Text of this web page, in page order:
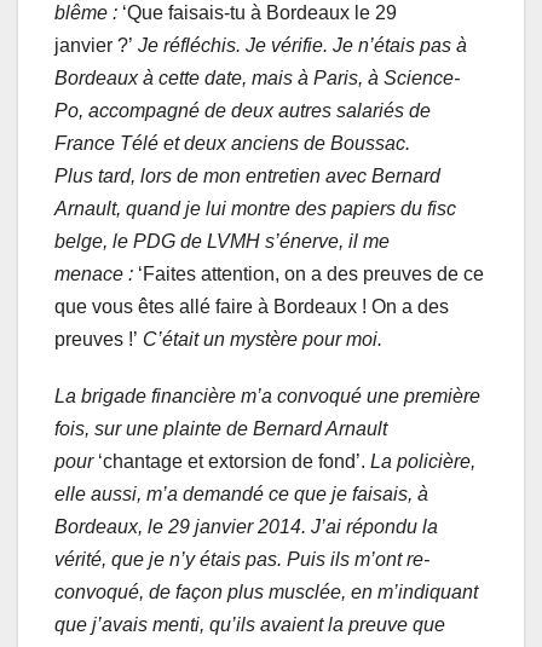
blême : ‘Que faisais-tu à Bordeaux le 29
janvier ?’ Je réfléchis. Je vérifie. Je n’étais pas à
Bordeaux à cette date, mais à Paris, à Science-
Po, accompagné de deux autres salariés de
France Télé et deux anciens de Boussac.
Plus tard, lors de mon entretien avec Bernard
Arnault, quand je lui montre des papiers du fisc
belge, le PDG de LVMH s’énerve, il me
menace : ‘Faites attention, on a des preuves de ce
que vous êtes allé faire à Bordeaux ! On a des
preuves !’ C’était un mystère pour moi.
La brigade financière m’a convoqué une première
fois, sur une plainte de Bernard Arnault
pour ‘chantage et extorsion de fond’. La policière,
elle aussi, m’a demandé ce que je faisais, à
Bordeaux, le 29 janvier 2014. J’ai répondu la
vérité, que je n’y étais pas. Puis ils m’ont re-
convoqué, de façon plus musclée, en m’indiquant
que j’avais menti, qu’ils avaient la preuve que